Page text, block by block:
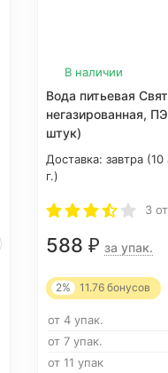
В наличии
Вода питьевая
негазированная,
штук)
Доставка: завтра (10
г.)
3
588 ₽ за упак.
2% 11.76 бонусов
от 4 упак.
от 7 упак.
от 11 упак